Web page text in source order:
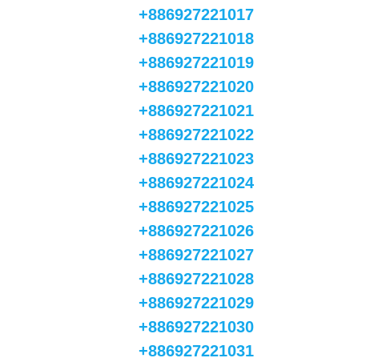
+886927221017
+886927221018
+886927221019
+886927221020
+886927221021
+886927221022
+886927221023
+886927221024
+886927221025
+886927221026
+886927221027
+886927221028
+886927221029
+886927221030
+886927221031